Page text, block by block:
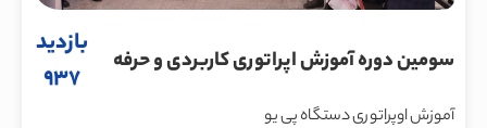
سومین دوره آموزش اپراتوری کاربردی و حرفه
بازدید
937
آموزش اوپراتوری دستگاه پی یو